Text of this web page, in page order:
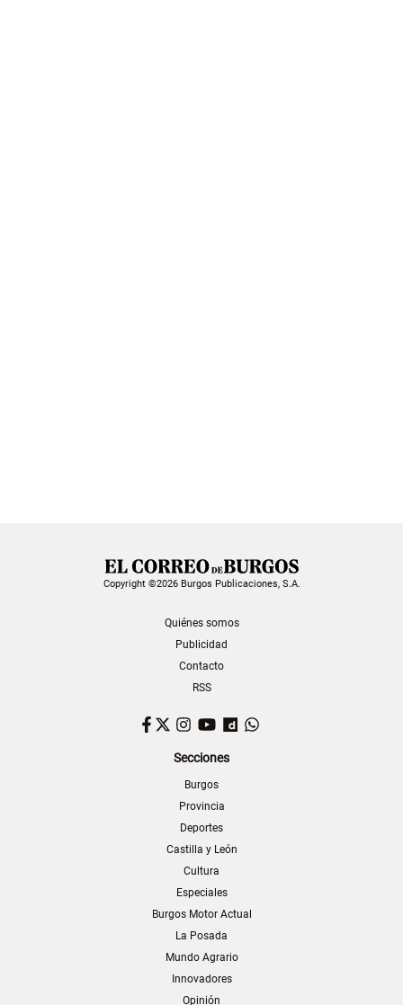
Copyright ©2026 Burgos Publicaciones, S.A.
Quiénes somos
Publicidad
Contacto
RSS
Facebook
TwitterInstagram
YouTubeDailymotion
Secciones
Burgos
Provincia
Deportes
Castilla y León
Cultura
Especiales
Burgos Motor Actual
La Posada
Mundo Agrario
Innovadores
Opinión